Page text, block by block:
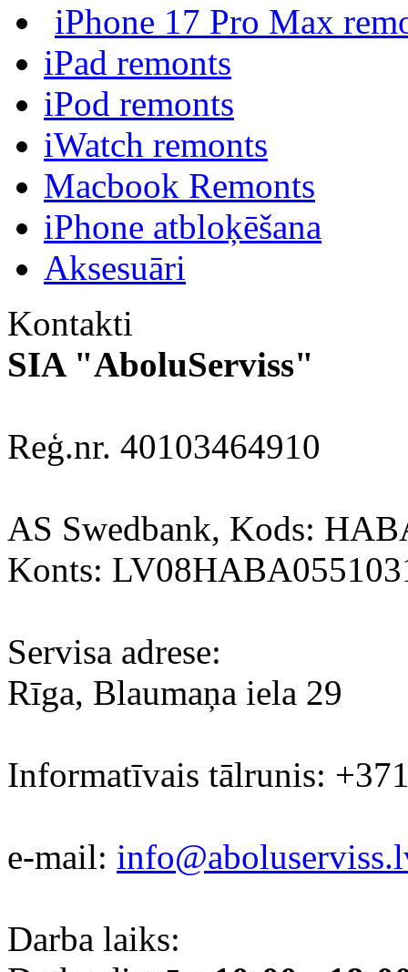
iPhone 17 Pro Max
iPad remonts
iPod remonts
iWatch remonts
Macbook Remonts
iPhone atbloķēšana
Aksesuāri
Kontakti
SIA "AboluServiss"
Reģ.nr. 40103464910
AS Swedbank, Kods:
Konts:
Servisa adrese:
Rīga, Blaumaņa iela 29
Informatīvais tālrunis:
e-mail:
Darba laiks: